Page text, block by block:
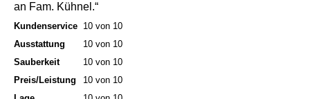
an Fam. Kühnel.“
Kundenservice 10 von 10
Ausstattung
10 von 10
Sauberkeit
10 von 10
Preis/Leistung
10 von 10